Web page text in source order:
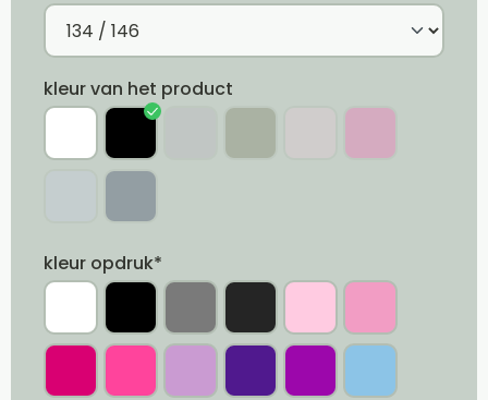
kleur van het product
kleur opdruk*